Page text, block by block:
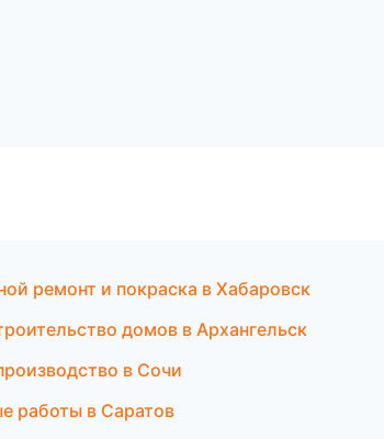
ремонт и покраска в Хабаровск
домов в Архангельск
в Сочи
работы в Саратов